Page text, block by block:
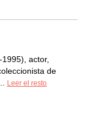
actor,
de
Leer el resto